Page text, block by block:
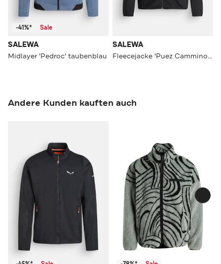
-41%* Sale
SALEWA
Midlayer 'Pedroc' taubenblau
SALEWA
Fleecejacke 'Puez Cammino' schwarz
Andere Kunden kauften auch